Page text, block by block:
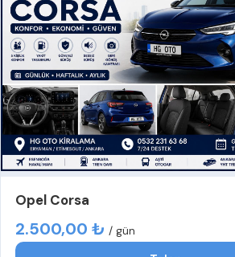
Opel Corsa
2.500,00 ₺ / gün